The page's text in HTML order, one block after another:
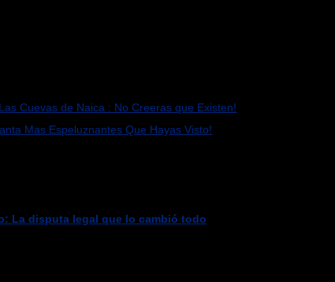
Cuevas de Naica : No Creeras que Existen!
Mas Espeluznantes Que Hayas Visto!
La disputa legal que lo cambió todo